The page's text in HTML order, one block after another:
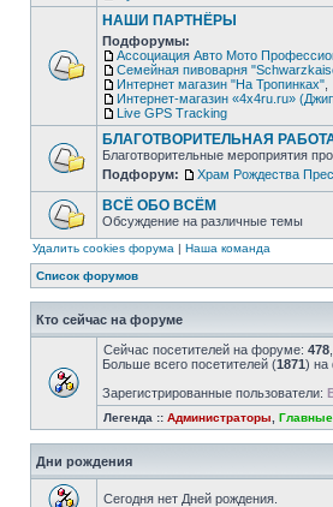
НАШИ ПАРТНЁРЫ
Подфорумы:
Ассоциация Авто Мото
Семейная пивоварня
Интернет магазин "На Тропинках"
Интернет-магазин «4х4ru.ru»
Live GPS Tracking
БЛАГОТВОРИТЕЛЬНАЯ
Благотворительные мероприятия
Подфорум:
Храм Рождества
ВСЁ ОБО ВСЁМ
Обсуждение на различные темы
Удалить cookies форума | Наша команда
Список форумов
Кто сейчас на форуме
Сейчас посетителей на форуме: 478
Больше всего посетителей (1871) на
Зарегистрированные пользователи:
Легенда :: Администраторы
Дни рождения
Сегодня нет Дней рождения.